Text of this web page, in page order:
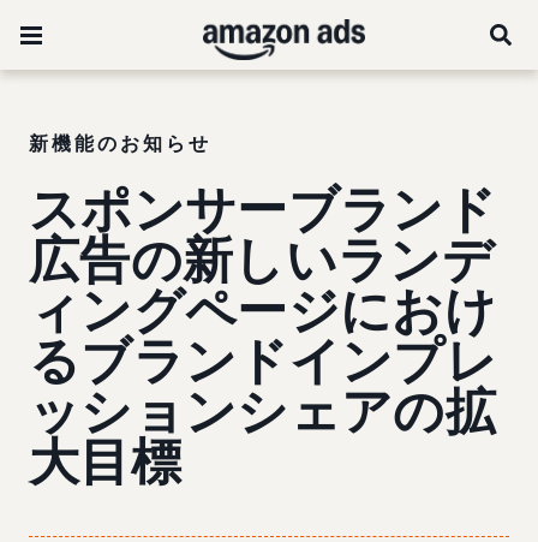
新機能のお知らせ
スポンサーブランド
広告の新しいランデ
ィングページにおけ
るブランドインプレ
ッションシェアの拡
大目標